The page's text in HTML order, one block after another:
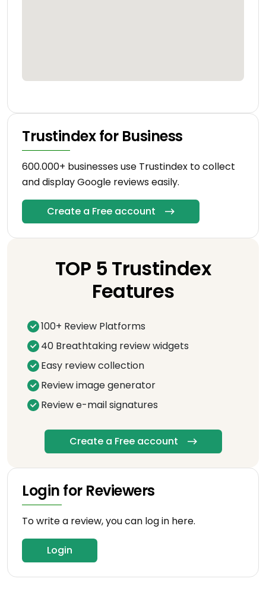
Trustindex for Business
600.000+ businesses use Trustindex to collect
and display Google reviews easily.
Create a Free account
TOP 5 Trustindex
Features
100+ Review Platforms
40 Breathtaking review widgets
Easy review collection
Review image generator
Review e-mail signatures
Create a Free account
Login for Reviewers
To write a review, you can log in here.
Login